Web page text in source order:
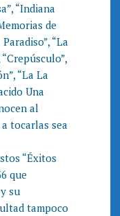
“Indiana
de
“La
“La La
Una
al
tocarlas sea
“Éxitos
que
su
tampoco